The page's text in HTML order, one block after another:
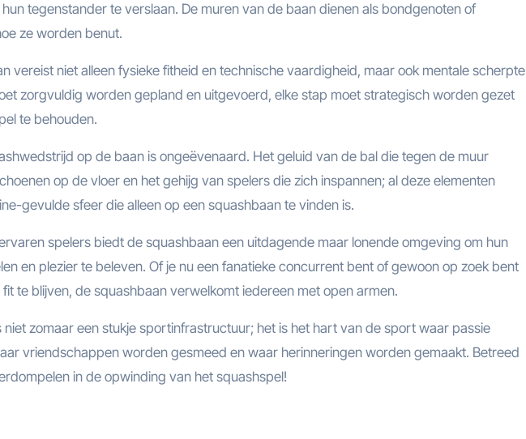
tegenstander te verslaan. De muren van de baan dienen als bondgenoten of
ze worden benut.
vereist niet alleen fysieke fitheid en technische vaardigheid, maar ook mentale scherpte
zorgvuldig worden gepland en uitgevoerd, elke stap moet strategisch worden gezet
te behouden.
op de baan is ongeëvenaard. Het geluid van de bal die tegen de muur
op de vloer en het gehijg van spelers die zich inspannen; al deze elementen
gevulde sfeer die alleen op een squashbaan te vinden is.
spelers biedt de squashbaan een uitdagende maar lonende omgeving om hun
en plezier te beleven. Of je nu een fanatieke concurrent bent of gewoon op zoek bent
te blijven, de squashbaan verwelkomt iedereen met open armen.
niet zomaar een stukje sportinfrastructuur; het is het hart van de sport waar passie
vriendschappen worden gesmeed en waar herinneringen worden gemaakt. Betreed
in de opwinding van het squashspel!